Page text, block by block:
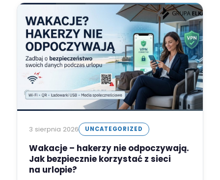
3 sierpnia 2026 UNCATEGORIZED
Wakacje – hakerzy nie odpoczywają.
Jak bezpiecznie korzystać z sieci
na urlopie?